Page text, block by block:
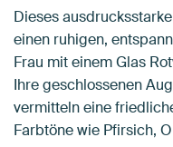
Dieses
einen ruhigen,
Frau mit einem Glas
Ihre geschlossenen
vermitteln eine
Farbtöne wie Pfirsich,